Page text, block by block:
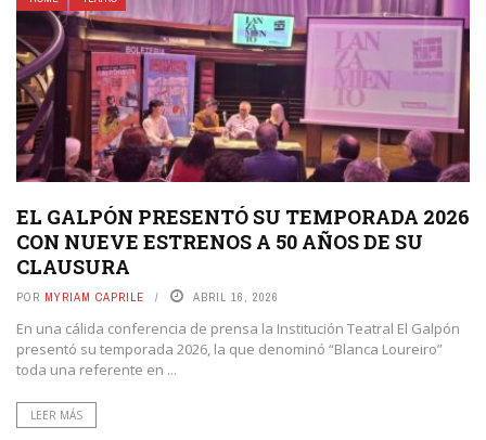
EL GALPÓN PRESENTÓ SU TEMPORADA 2026
CON NUEVE ESTRENOS A 50 AÑOS DE SU
CLAUSURA
POR MYRIAM CAPRILE ABRIL 16, 2026
En una cálida conferencia de prensa la Institución Teatral El Galpón
presentó su temporada 2026, la que denominó “Blanca Loureiro”
toda una referente en ...
LEER MÁS